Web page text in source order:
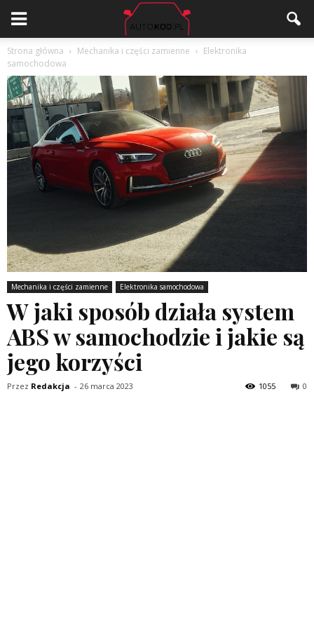
Strona główna Mechanika i części zamienne
Elektronika
samochodowa
Mechanika i części zamienne Elektronika samochodowa
W jaki sposób działa system
ABS w samochodzie i jakie są
jego korzyści
Przez Redakcja - 26 marca 2023 0
1055